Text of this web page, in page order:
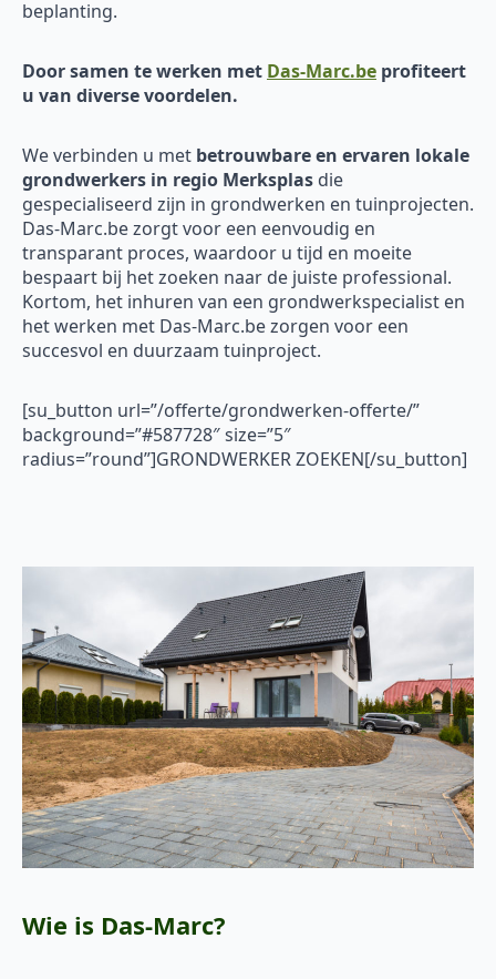
beplanting.
Door samen te werken met Das-Marc.be profiteert
u van diverse voordelen.
We verbinden u met betrouwbare en ervaren lokale
grondwerkers in regio Merksplas die
gespecialiseerd zijn in grondwerken en tuinprojecten.
Das-Marc.be zorgt voor een eenvoudig en
transparant proces, waardoor u tijd en moeite
bespaart bij het zoeken naar de juiste professional.
Kortom, het inhuren van een grondwerkspecialist en
het werken met Das-Marc.be zorgen voor een
succesvol en duurzaam tuinproject.
[su_button url=”/offerte/grondwerken-offerte/”
background=”#587728″ size=”5″
radius=”round”]GRONDWERKER ZOEKEN[/su_button]
Wie is Das-Marc?